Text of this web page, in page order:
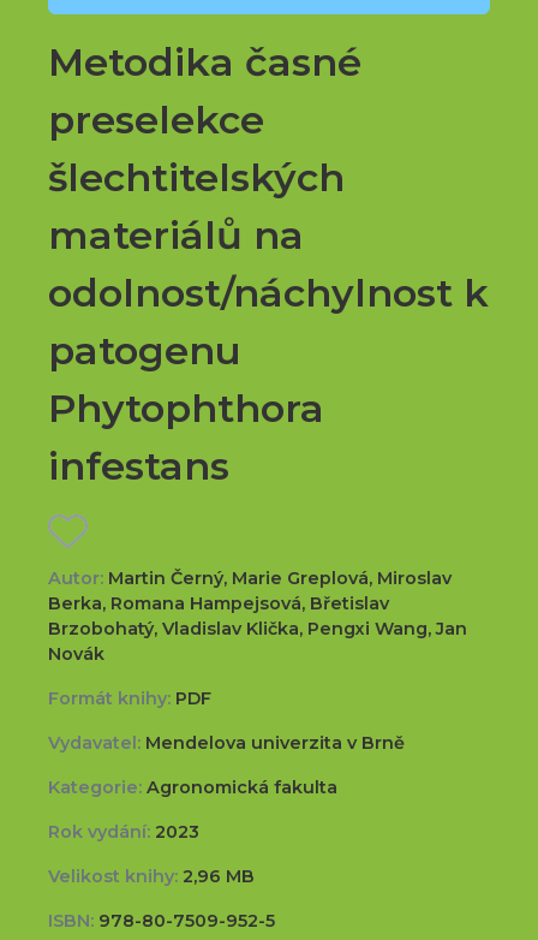
Metodika časné
preselekce
šlechtitelských
materiálů na
odolnost/náchylnost k
patogenu
Phytophthora
infestans
Autor: Martin Černý, Marie Greplová, Miroslav
Berka, Romana Hampejsová, Břetislav
Brzobohatý, Vladislav Klička, Pengxi Wang, Jan
Novák
Formát knihy: PDF
Vydavatel: Mendelova univerzita v Brně
Kategorie: Agronomická fakulta
Rok vydání: 2023
Velikost knihy: 2,96 MB
ISBN: 978-80-7509-952-5